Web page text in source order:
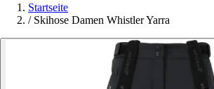
Startseite
/ Skihose Damen Whistler Yarra